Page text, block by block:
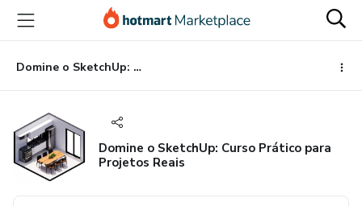
para
conteúdo
principal
para
pagamento
para
rodapé
Domine o SketchUp: Curso Prático para Projetos Reais
Domine o SketchUp: Curso Prático para
Projetos Reais